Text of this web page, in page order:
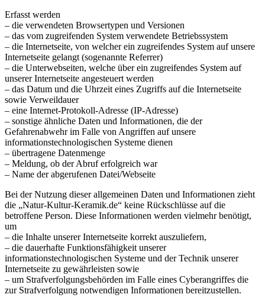
Erfasst werden
– die verwendeten Browsertypen und Versionen
– das vom zugreifenden System verwendete Betriebssystem
– die Internetseite, von welcher ein zugreifendes System auf unsere
Internetseite gelangt (sogenannte Referrer)
– die Unterwebseiten, welche über ein zugreifendes System auf
unserer Internetseite angesteuert werden
– das Datum und die Uhrzeit eines Zugriffs auf die Internetseite
sowie Verweildauer
– eine Internet-Protokoll-Adresse (IP-Adresse)
– sonstige ähnliche Daten und Informationen, die der
Gefahrenabwehr im Falle von Angriffen auf unsere
informationstechnologischen Systeme dienen
– übertragene Datenmenge
– Meldung, ob der Abruf erfolgreich war
– Name der abgerufenen Datei/Webseite
Bei der Nutzung dieser allgemeinen Daten und Informationen zieht
die „Natur-Kultur-Keramik.de“ keine Rückschlüsse auf die
betroffene Person. Diese Informationen werden vielmehr benötigt,
um
– die Inhalte unserer Internetseite korrekt auszuliefern,
– die dauerhafte Funktionsfähigkeit unserer
informationstechnologischen Systeme und der Technik unserer
Internetseite zu gewährleisten sowie
– um Strafverfolgungsbehörden im Falle eines Cyberangriffes die
zur Strafverfolgung notwendigen Informationen bereitzustellen.